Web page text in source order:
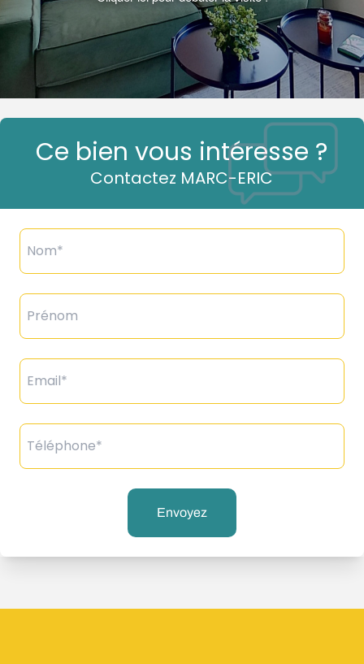
Ce bien vous intéresse ?
Contactez MARC-ERIC
Nom*
Prénom
Email*
Téléphone*
Envoyez